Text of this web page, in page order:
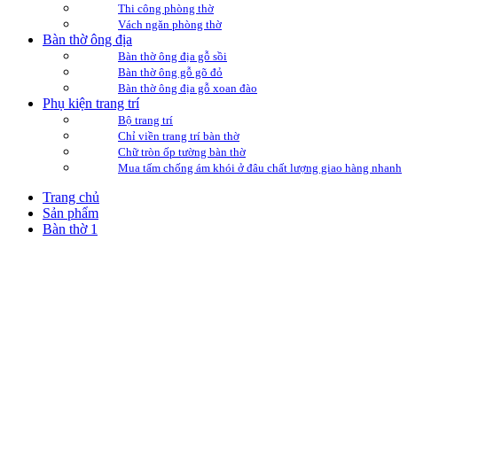
Thi công phòng thờ
Vách ngăn phòng thờ
Bàn thờ ông địa
Bàn thờ ông địa gỗ sồi
Bàn thờ ông gỗ gõ đỏ
Bàn thờ ông địa gỗ xoan đào
Phụ kiện trang trí
Bộ trang trí
Chỉ viền trang trí bàn thờ
Chữ tròn ốp tường bàn thờ
Mua tấm chống ám khói ở đâu chất lượng giao hàng nhanh
Trang chủ
Sản phẩm
Bàn thờ 1